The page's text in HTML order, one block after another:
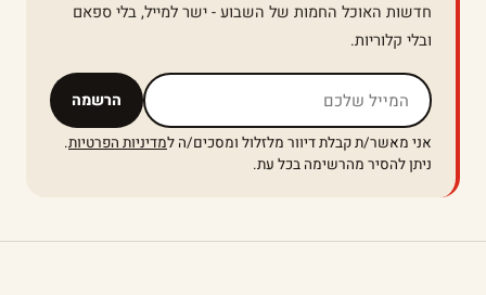
חדשות האוכל החמות של השבוע - ישר למייל, בלי ספאם
ובלי קלוריות.
הרשמה אל תמלאו שדה זה
אני מאשר/ת קבלת דיוור מלזלול ומסכים/ה למדיניות הפרטיות.
ניתן להסיר מהרשימה בכל עת.